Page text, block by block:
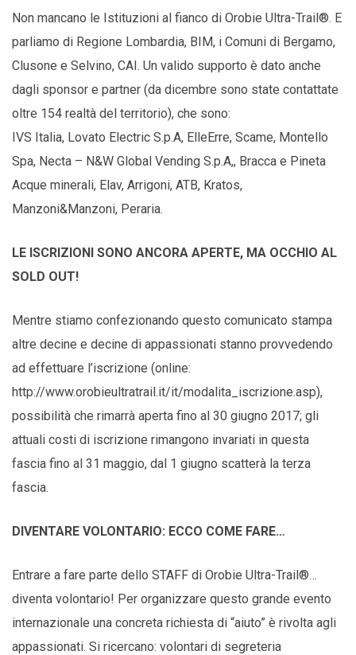
Non mancano le Istituzioni al fianco di Orobie Ultra-Trail®. E
parliamo di Regione Lombardia, BIM, i Comuni di Bergamo,
Clusone e Selvino, CAI. Un valido supporto è dato anche
dagli sponsor e partner (da dicembre sono state contattate
oltre 154 realtà del territorio), che sono:
IVS Italia, Lovato Electric S.p.A, ElleErre, Scame, Montello
Spa, Necta – N&W Global Vending S.p.A,, Bracca e Pineta
Acque minerali, Elav, Arrigoni, ATB, Kratos,
Manzoni&Manzoni, Peraria.
LE ISCRIZIONI SONO ANCORA APERTE, MA OCCHIO AL
SOLD OUT!
Mentre stiamo confezionando questo comunicato stampa
altre decine e decine di appassionati stanno provvedendo
ad effettuare l’iscrizione (online:
http://www.orobieultratrail.it/it/modalita_iscrizione.asp),
possibilità che rimarrà aperta fino al 30 giugno 2017; gli
attuali costi di iscrizione rimangono invariati in questa
fascia fino al 31 maggio, dal 1 giugno scatterà la terza
fascia.
DIVENTARE VOLONTARIO: ECCO COME FARE…
Entrare a fare parte dello STAFF di Orobie Ultra-Trail®…
diventa volontario! Per organizzare questo grande evento
internazionale una concreta richiesta di “aiuto” è rivolta agli
appassionati. Si ricercano: volontari di segreteria